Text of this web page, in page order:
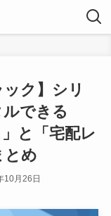
ック】シリ
できる
と「宅配レ
とめ
10月26日